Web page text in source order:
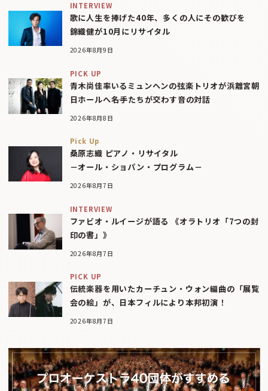
INTERVIEW
歌に人生を捧げた40年、多くの人にその歓びを
錦織健が10月にリサイタル
2026年8月9日
PICK UP
青木尚佳率いるミュンヘンの弦楽トリオが浜離宮朝
日ホールへ――名手たちが交わす音の対話
2026年8月8日
Pick Up
桑原志織 ピアノ・リサイタル
－オール・ショパン・プログラム－
2026年8月7日
INTERVIEW
ファビオ・ルイージが語る 《オラトリオ「7つの封
印の書」》
2026年8月7日
PICK UP
伝統楽器を用いたカーチュン・ウォン編曲の「展覧
会の絵」が、日本フィルにより本邦初演！
2026年8月7日